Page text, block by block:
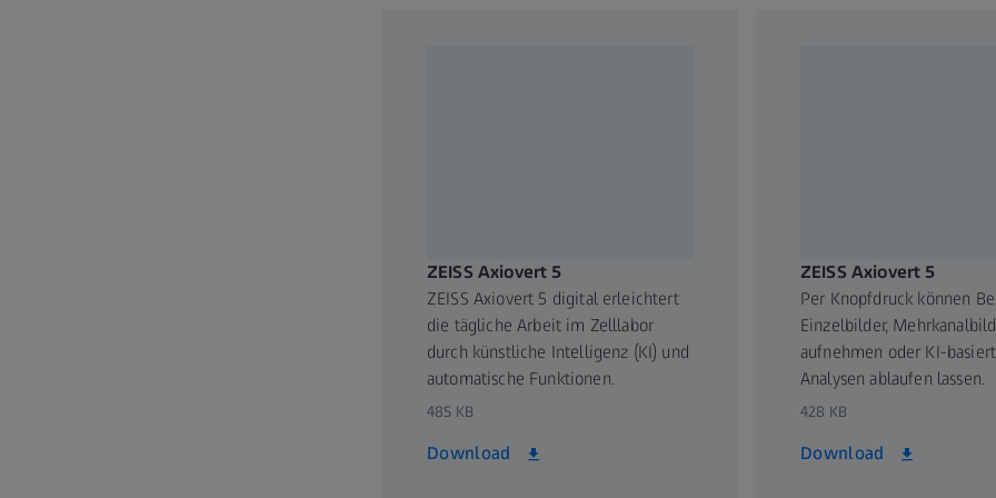
Eigentümerin der Dachgesellschaft, der Carl Zeiss AG, ist die Carl-Zeiss-Stiftung, eine der
Stiftungen zur Förderung der Wissenschaft.
Weitere Informationen unterwww.zeiss.de
ZEISS Axiovert 5
ZEISS Axiovert 5 digital erleichtert
die tägliche Arbeit im Zelllabor
durch künstliche Intelligenz (KI) und
automatische Funktionen.
485 KB
Download
ZEISS Axiovert 5
Per Knopfdruck können
Einzelbilder,
aufnehmen oder KI-
Analysen ablaufen lassen.
428 KB
Download